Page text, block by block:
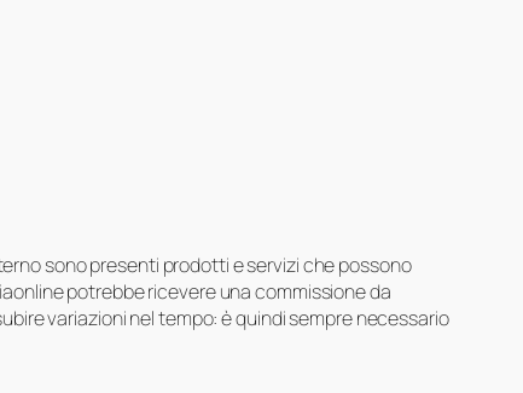
sono presenti prodotti e servizi che possono
potrebbe ricevere una commissione da
variazioni nel tempo: è quindi sempre necessario